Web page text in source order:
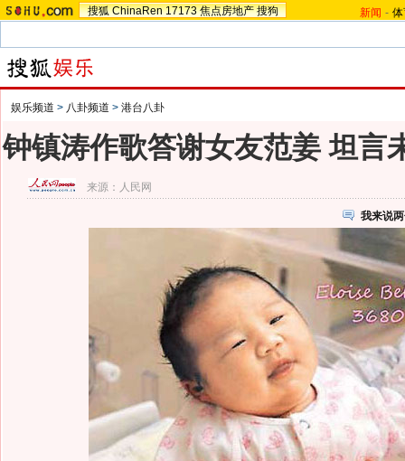
搜狐 ChinaRen 17173 焦点房地产 搜狗 新闻 -
娱乐频道 > 八卦频道 > 港台八卦
钟镇涛作歌答谢女友范姜 坦言
来源： 人民网
我来说